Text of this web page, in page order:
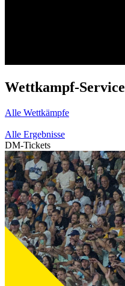
Wettkampf-Service
Alle Wettkämpfe
Alle Ergebnisse
DM-Tickets